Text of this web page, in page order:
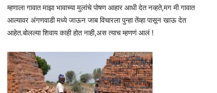
म्हणाला गावात माझा भावाच्या मुलांचे पोषण आहार आधी देत नव्हते,मग मी गावात
आल्यावर अंगणवाडी मध्ये जाऊन जाब विचारला पुन्हा तेंव्हा पासून खाऊ देत
आहेत.बोलल्या शिवाय काही होत नाही,अस त्याच म्हणणं आलं !